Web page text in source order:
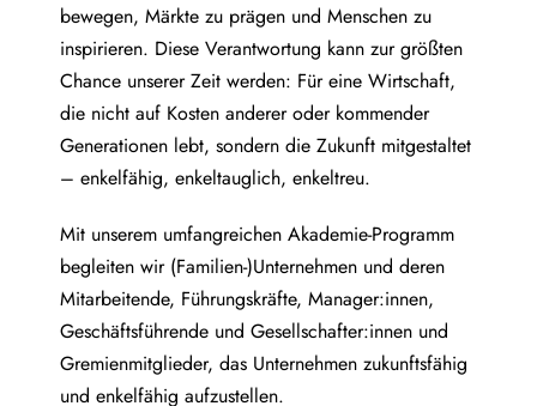
bewegen, Märkte zu prägen und Menschen zu
inspirieren. Diese Verantwortung kann zur größten
Chance unserer Zeit werden: Für eine Wirtschaft,
die nicht auf Kosten anderer oder kommender
Generationen lebt, sondern die Zukunft mitgestaltet
– enkelfähig, enkeltauglich, enkeltreu.
Mit unserem umfangreichen Akademie-Programm
begleiten wir (Familien-)Unternehmen und deren
Mitarbeitende, Führungskräfte, Manager:innen,
Geschäftsführende und Gesellschafter:innen und
Gremienmitglieder, das Unternehmen zukunftsfähig
und enkelfähig aufzustellen.